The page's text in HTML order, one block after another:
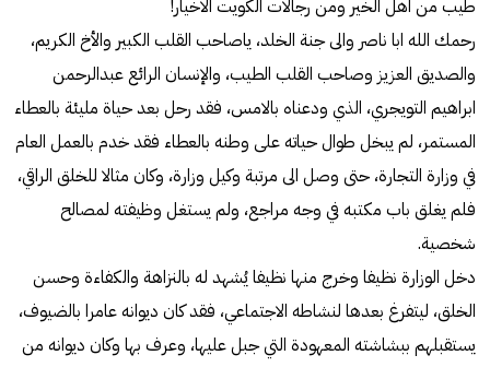
طيب من اهل الخير ومن رجالات الكويت الاخيار!
رحمك الله ابا ناصر والى جنة الخلد، ياصاحب القلب الكبير والأخ الكريم،
والصديق العزيز وصاحب القلب الطيب، والإنسان الرائع عبدالرحمن
ابراهيم التويجري، الذي ودعناه بالامس، فقد رحل بعد حياة مليئة بالعطاء
المستمر، لم يبخل طوال حياته على وطنه بالعطاء فقد خدم بالعمل العام
في وزارة التجارة، حتى وصل الى مرتبة وكيل وزارة، وكان مثالا للخلق الراقي،
فلم يغلق باب مكتبه في وجه مراجع، ولم يستغل وظيفته لمصالح
شخصية.
دخل الوزارة نظيفا وخرج منها نظيفا يُشهد له بالنزاهة والكفاءة وحسن
الخلق، ليتفرغ بعدها لنشاطه الاجتماعي، فقد كان ديوانه عامرا بالضيوف،
يستقبلهم ببشاشته المعهودة التي جبل عليها، وعرف بها وكان ديوانه من